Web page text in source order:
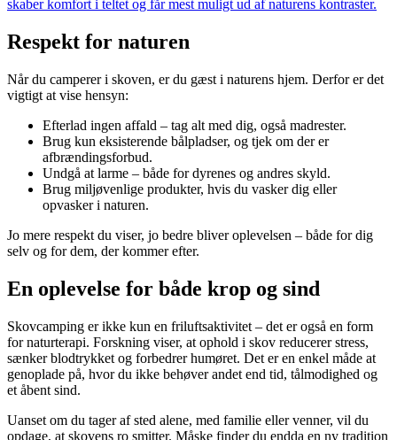
skaber komfort i teltet og får mest muligt ud af naturens kontraster.
Respekt for naturen
Når du camperer i skoven, er du gæst i naturens hjem. Derfor er det
vigtigt at vise hensyn:
Efterlad ingen affald – tag alt med dig, også madrester.
Brug kun eksisterende bålpladser, og tjek om der er
afbrændingsforbud.
Undgå at larme – både for dyrenes og andres skyld.
Brug miljøvenlige produkter, hvis du vasker dig eller
opvasker i naturen.
Jo mere respekt du viser, jo bedre bliver oplevelsen – både for dig
selv og for dem, der kommer efter.
En oplevelse for både krop og sind
Skovcamping er ikke kun en friluftsaktivitet – det er også en form
for naturterapi. Forskning viser, at ophold i skov reducerer stress,
sænker blodtrykket og forbedrer humøret. Det er en enkel måde at
genoplade på, hvor du ikke behøver andet end tid, tålmodighed og
et åbent sind.
Uanset om du tager af sted alene, med familie eller venner, vil du
opdage, at skovens ro smitter. Måske finder du endda en ny tradition